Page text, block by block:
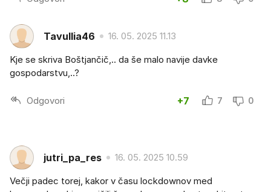
Tavullia46 16. 05. 2025 11.13
Kje se skriva Boštjančič,.. da še malo navije davke
gospodarstvu,..?
Odgovori +7 7 0
jutri_pa_res 16. 05. 2025 10.59
Večji padec torej, kakor v času lockdownov med